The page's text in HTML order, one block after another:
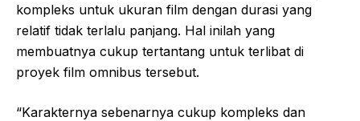
kompleks untuk ukuran film dengan durasi yang
relatif tidak terlalu panjang. Hal inilah yang
membuatnya cukup tertantang untuk terlibat di
proyek film omnibus tersebut.
“Karakternya sebenarnya cukup kompleks dan